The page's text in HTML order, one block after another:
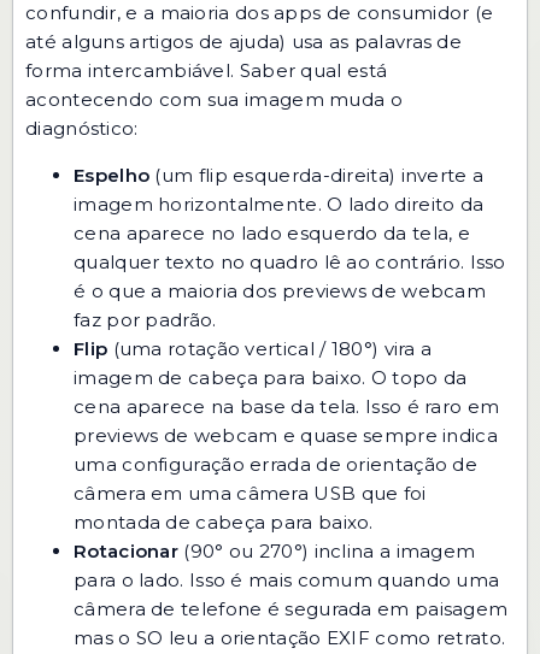
confundir, e a maioria dos apps de consumidor (e
até alguns artigos de ajuda) usa as palavras de
forma intercambiável. Saber qual está
acontecendo com sua imagem muda o
diagnóstico:
Espelho (um flip esquerda-direita) inverte a
imagem horizontalmente. O lado direito da
cena aparece no lado esquerdo da tela, e
qualquer texto no quadro lê ao contrário. Isso
é o que a maioria dos previews de webcam
faz por padrão.
Flip (uma rotação vertical / 180°) vira a
imagem de cabeça para baixo. O topo da
cena aparece na base da tela. Isso é raro em
previews de webcam e quase sempre indica
uma configuração errada de orientação de
câmera em uma câmera USB que foi
montada de cabeça para baixo.
Rotacionar (90° ou 270°) inclina a imagem
para o lado. Isso é mais comum quando uma
câmera de telefone é segurada em paisagem
mas o SO leu a orientação EXIF como retrato.